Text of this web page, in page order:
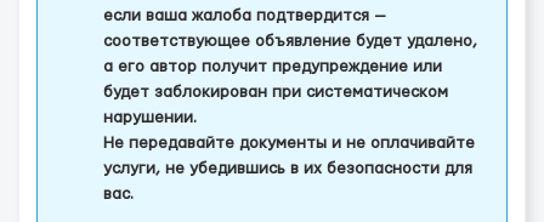
если ваша жалоба подтвердится —
соответствующее объявление будет удалено,
а его автор получит предупреждение или
будет заблокирован при систематическом
нарушении.
Не передавайте документы и не оплачивайте
услуги, не убедившись в их безопасности для
вас.